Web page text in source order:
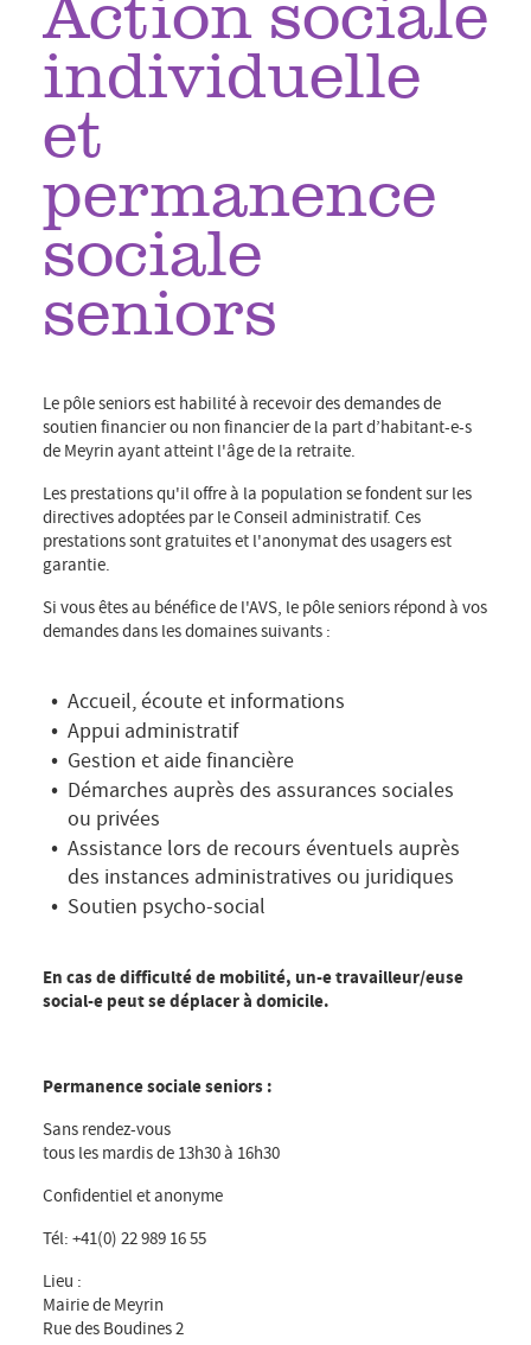
Action sociale
individuelle
et
permanence
sociale
seniors
Le pôle seniors est habilité à recevoir des demandes de
soutien financier ou non financier de la part d’habitant-e-s
de Meyrin ayant atteint l'âge de la retraite.
Les prestations qu'il offre à la population se fondent sur les
directives adoptées par le Conseil administratif. Ces
prestations sont gratuites et l'anonymat des usagers est
garantie.
Si vous êtes au bénéfice de l'AVS, le pôle seniors répond à vos
demandes dans les domaines suivants :
Accueil, écoute et informations
Appui administratif
Gestion et aide financière
Démarches auprès des assurances sociales
ou privées
Assistance lors de recours éventuels auprès
des instances administratives ou juridiques
Soutien psycho-social
En cas de difficulté de mobilité, un-e travailleur/euse
social-e peut se déplacer à domicile.
Permanence sociale seniors :
Sans rendez-vous
tous les mardis de 13h30 à 16h30
Confidentiel et anonyme
Tél: +41(0) 22 989 16 55
Lieu :
Mairie de Meyrin
Rue des Boudines 2